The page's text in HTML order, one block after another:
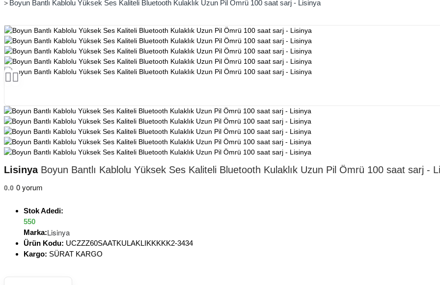
Boyun Bantlı Kablolu Yüksek Ses Kaliteli Bluetooth Kulaklık Uzun Pil Ömrü 100 saat sarj - Lisinya
LisinyaBoyun Bantlı Kablolu Yüksek Ses Kaliteli Bluetooth Kulaklık Uzun Pil Ömrü 100 saat sarj -
0.0 0 yorum
Stok Adedi:
550
Marka:Lisinya
Ürün Kodu: UCZZZ60SAATKULAKLIKKKKK2-3434
Kargo: SÜRAT KARGO